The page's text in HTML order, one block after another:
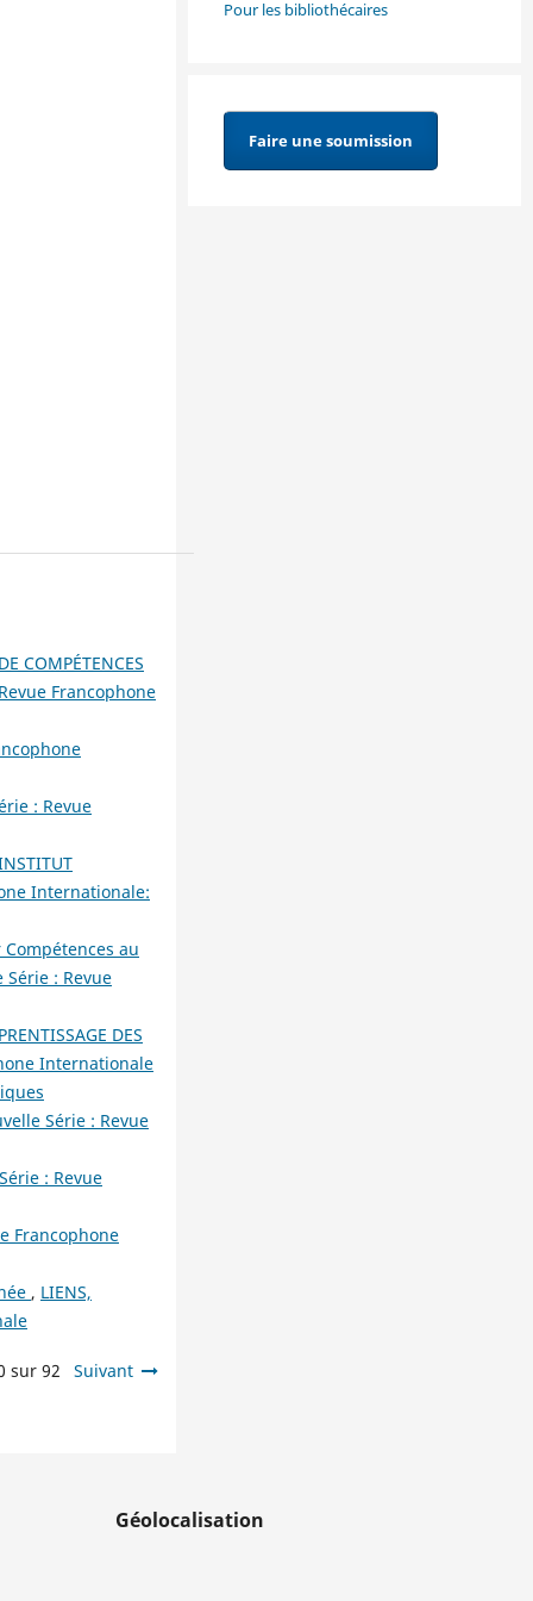
COMPÉTENCES
Francophone
: Revue
Internationale:
au
Série : Revue
DES
Internationale
Série : Revue
: Revue
Francophone
, LIENS,
sur 92 Suivant
Pour les bibliothécaires
Faire une soumission
Géolocalisation